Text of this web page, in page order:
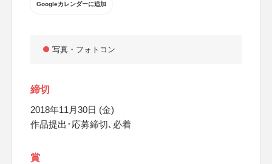
Googleカレンダーに追加
写真・フォトコン
締切
2018年11月30日 (金)
作品提出･応募締切､必着
賞